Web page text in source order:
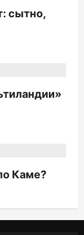
сытно,
Каме?